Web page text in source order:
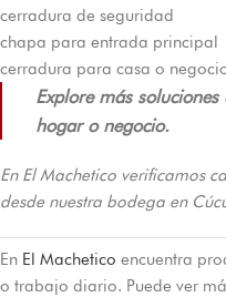
cerradura de seguridad
chapa para entrada principal
cerradura para casa o
Explore más
hogar o negocio.
En El Machetico verificamos
desde nuestra bodega en
En El Machetico encuentra
o trabajo diario. Puede ver